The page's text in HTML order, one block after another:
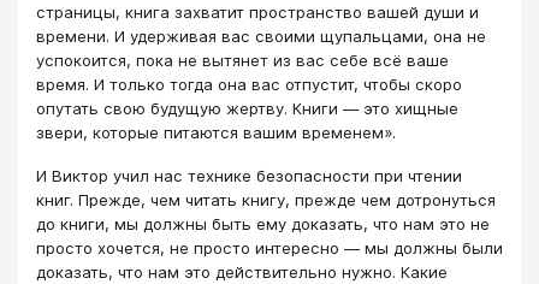
страницы, книга захватит пространство вашей души и
времени. И удерживая вас своими щупальцами, она не
успокоится, пока не вытянет из вас себе всё ваше
время. И только тогда она вас отпустит, чтобы скоро
опутать свою будущую жертву. Книги — это хищные
звери, которые питаются вашим временем».
И Виктор учил нас технике безопасности при чтении
книг. Прежде, чем читать книгу, прежде чем дотронуться
до книги, мы должны быть ему доказать, что нам это не
просто хочется, не просто интересно — мы должны были
доказать, что нам это действительно нужно. Какие